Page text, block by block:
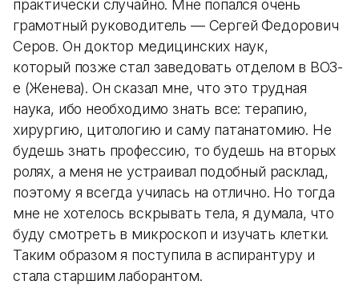
практически случайно. Мне попался очень
грамотный руководитель — Сергей Федорович
Серов. Он доктор медицинских наук,
который позже стал заведовать отделом в ВОЗ-
е (Женева). Он сказал мне, что это трудная
наука, ибо необходимо знать все: терапию,
хирургию, цитологию и саму патанатомию. Не
будешь знать профессию, то будешь на вторых
ролях, а меня не устраивал подобный расклад,
поэтому я всегда училась на отлично. Но тогда
мне не хотелось вскрывать тела, я думала, что
буду смотреть в микроскоп и изучать клетки.
Таким образом я поступила в аспирантуру и
стала старшим лаборантом.